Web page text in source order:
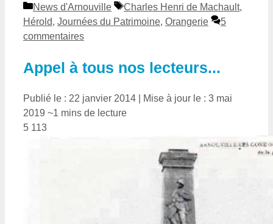
Catégories
News d'Arnouville Étiquettes
Charles Henri de Machault,
Hérold, Journées du Patrimoine, Orangerie
5
commentaires
Appel à tous nos lecteurs...
Publié le : 22 janvier 2014
Mise à jour le : 3 mai
2019 ~1 mins de lecture
5 113